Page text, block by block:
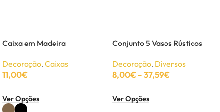
Caixa em Madeira
Decoração, Caixas
11,00€
Ver Opções
Conjunto 5 Vasos Rústicos
Decoração, Diversos
8,00€–37,59€
Ver Opções